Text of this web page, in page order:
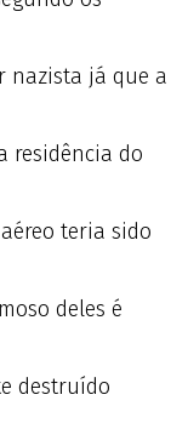
nazista já que a
residência do
teria sido
deles é
destruído